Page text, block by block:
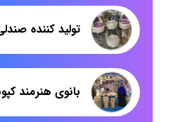
تولید کننده